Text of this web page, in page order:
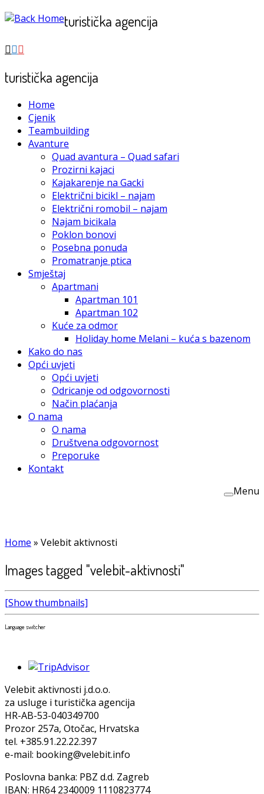
Skip
content
turistička agencija
turistička agencija
Home
Cjenik
Teambuilding
Avanture
Quad avantura – Quad safari
Prozirni kajaci
Kajakarenje na Gacki
Električni bicikl – najam
Električni romobil – najam
Najam bicikala
Poklon bonovi
Posebna ponuda
Promatranje ptica
Smještaj
Apartmani
Apartman 101
Apartman 102
Kuće za odmor
Holiday home Melani – kuća s bazenom
Kako do nas
Opći uvjeti
Opći uvjeti
Odricanje od odgovornosti
Način plaćanja
O nama
O nama
Društvena odgovornost
Preporuke
Kontakt
Menu
Home » Velebit aktivnosti
Images tagged "velebit-aktivnosti"
[Show thumbnails]
Language switcher
Velebit aktivnosti j.d.o.o.
za usluge i turistička agencija
HR-AB-53-040349700
Prozor 257a, Otočac, Hrvatska
tel. +385.91.22.22.397
e-mail: booking@velebit.info
Poslovna banka: PBZ d.d. Zagreb
IBAN: HR64 2340009 1110823774